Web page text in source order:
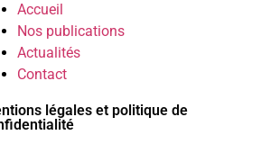
Accueil
Nos publications
Actualités
Contact
légales et politique de